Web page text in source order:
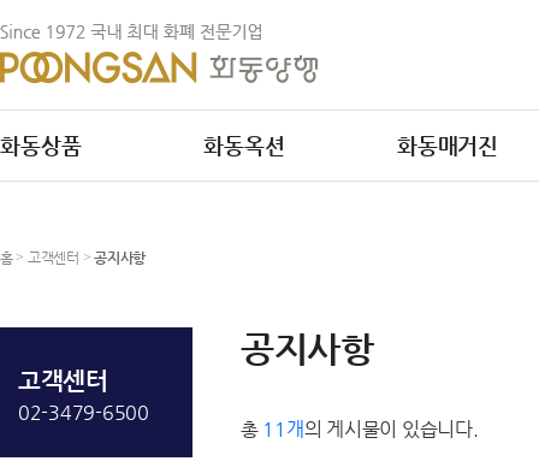
화동상품 화동옥션 화동매거진
홈> 고객센터 >공지사항
고객센터
02-3479-6500
공지사항
총 11개의 게시물이 있습니다.